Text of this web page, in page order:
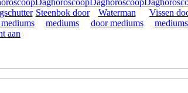
aan